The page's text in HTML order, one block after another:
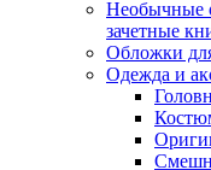
Необычные
зачетные
Обложки
Одежда и